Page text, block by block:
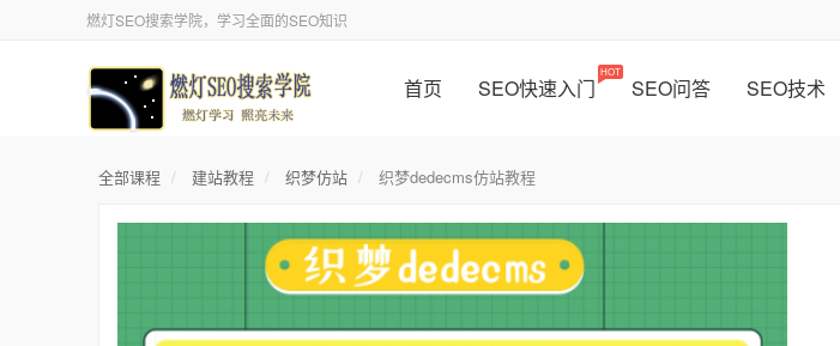
燃灯SEO搜索学院，学习全面的SEO知识
首页 SEO快速入门
HOT
SEO问答 SEO技术
全部课程 建站教程 织梦仿站 织梦dedecms仿站教程